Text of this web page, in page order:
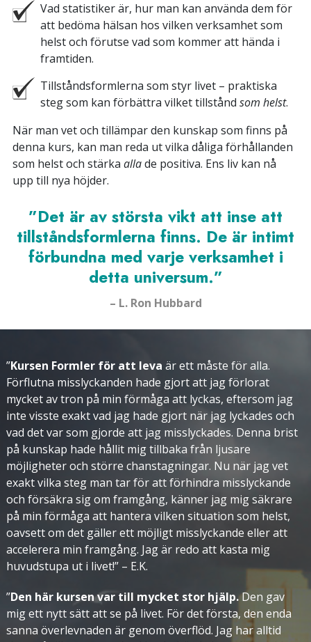
Vad statistiker är, hur man kan använda dem för
att bedöma hälsan hos vilken verksamhet som
helst och förutse vad som kommer att hända i
framtiden.
Tillståndsformlerna som styr livet – praktiska
steg som kan förbättra vilket tillstånd som helst.
När man vet och tillämpar den kunskap som finns på
denna kurs, kan man reda ut vilka dåliga förhållanden
som helst och stärka allade positiva. Ens liv kan nå
upp till nya höjder.
”Det är av största vikt att inse att
tillståndsformlerna finns. De är intimt
förbundna med varje verksamhet i
detta universum.”
– L. Ron Hubbard
”Kursen Formler för att leva är ett måste för alla.
Förflutna misslyckanden hade gjort att jag förlorat
mycket av tron på min förmåga att lyckas, eftersom jag
inte visste exakt vad jag hade gjort när jag lyckades och
vad det var som gjorde att jag misslyckades. Denna brist
på kunskap hade hållit mig tillbaka från ljusare
möjligheter och större chanstagningar. Nu när jag vet
exakt vilka steg man tar för att förhindra misslyckande
och försäkra sig om framgång, känner jag mig säkrare
på min förmåga att hantera vilken situation som helst,
oavsett om det gäller ett möjligt misslyckande eller att
accelerera min framgång. Jag är redo att kasta mig
huvudstupa ut i livet!” – E.K.
”Den här kursen var till mycket stor hjälp.Den gav
mig ett nytt sätt att se på livet. För det första, den enda
sanna överlevnaden är genom överflöd. Jag har alltid